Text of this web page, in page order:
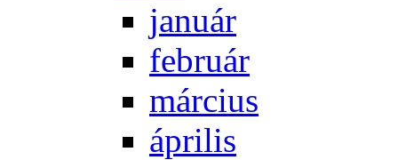
ja­nu­ár
feb­ru­ár
már­ci­us
áp­ri­lis